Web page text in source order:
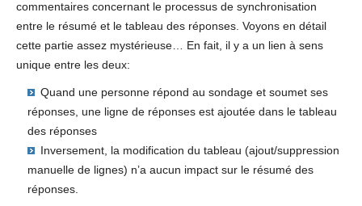
commentaires concernant le processus de synchronisation
entre le résumé et le tableau des réponses. Voyons en détail
cette partie assez mystérieuse… En fait, il y a un lien à sens
unique entre les deux:
Quand une personne répond au sondage et soumet ses
réponses, une ligne de réponses est ajoutée dans le tableau
des réponses
Inversement, la modification du tableau (ajout/suppression
manuelle de lignes) n’a aucun impact sur le résumé des
réponses.